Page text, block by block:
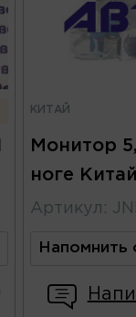
КИТАЙ
Монитор
ноге
Артикул :
Напомнить